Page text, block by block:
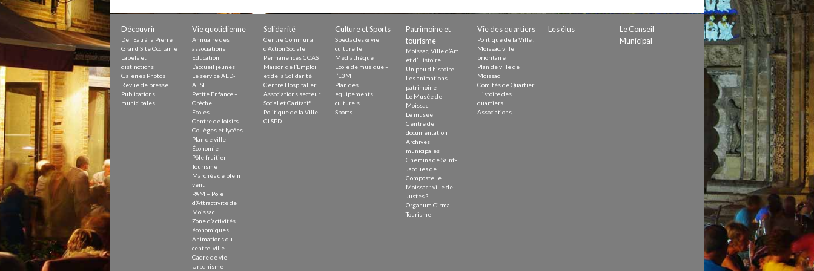
Écoles
Centre de loisirs
Collèges et lycées
Le service AED-AESH
Pôle fruitier
Tourisme
Marchés de plein vent
PAM – Pôle d’Attractivité de Moissac
Zones d’activités économiques
Animations du centre-ville
Annuaire des commerces
Démarchage
Urbanisme
Environnement développement durable
Déchets
Eau
Prévention des risques
Crues
Demande de subvention
Demande d’autorisation de tournage
Appels à projets
Découvrir
De l’Eau à la Pierre
Grand Site Occitanie
Labels et
distinctions
Galeries Photos
Revue de presse
Publications
municipales
Vie quotidienne
Annuaire des
associations
Education
L’accueil jeunes
Le service AED-
AESH
Petite Enfance –
Crèche
Écoles
Centre de loisirs
Collèges et lycées
Plan de ville
Économie
Pôle fruitier
Tourisme
Marchés de plein
vent
PAM – Pôle
d’Attractivité de
Moissac
Zone d’activités
économiques
Animations du
centre-ville
Cadre de vie
Urbanisme
Solidarité
Centre Communal
d’Action Sociale
Permanences CCAS
Maison de l’Emploi
et de la Solidarité
Centre Hospitalier
Associations secteur
Social et Caritatif
Politique de la Ville
CLSPD
Culture et Sports
Spectacles & vie
culturelle
Médiathèque
Ecole de musique –
l’E3M
Plan des
equipements
culturels
Sports
Patrimoine et
tourisme
Moissac, Ville d’Art
et d’Histoire
Un peu d’histoire
Les animations
patrimoine
Le Musée de
Moissac
Le musée
Centre de
documentation
Archives
municipales
Chemins de Saint-
Jacques de
Compostelle
Moissac : ville de
Justes ?
Organum Cirma
Tourisme
Vie des quartiers
Politique de la Ville :
Moissac, ville
prioritaire
Plan de ville de
Moissac
Comités de Quartier
Histoire des
quartiers
Associations
Les élus
Le Conseil
Municipal